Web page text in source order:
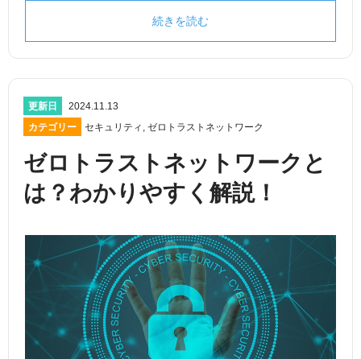
続きを読む
更新日
2024.11.13
カテゴリー
セキュリティ , ゼロトラストネットワーク
ゼロトラストネットワークと
は？わかりやすく解説！